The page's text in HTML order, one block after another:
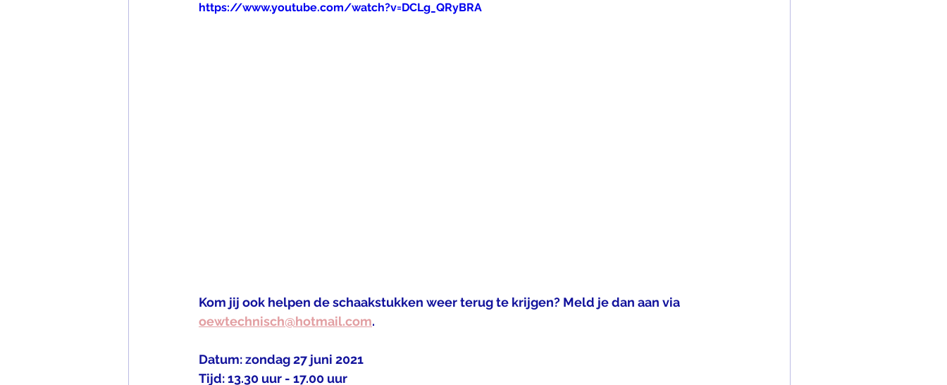
https://www.youtube.com/watch?v=DCLg_QRyBRA
Kom jij ook helpen de schaakstukken weer terug te krijgen? Meld je dan aan via
oewtechnisch@hotmail.com.
Datum: zondag 27 juni 2021
Tijd: 13.30 uur - 17.00 uur